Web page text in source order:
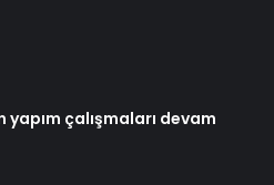
çalışmaları devam